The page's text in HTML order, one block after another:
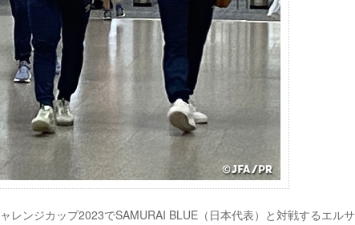
ンジカップ2023でSAMURAI BLUE（日本代表）と対戦するエルサ